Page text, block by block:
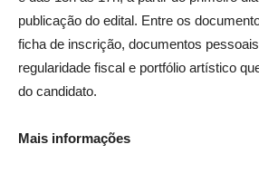
publicação do edital. Entre os
ficha de inscrição, documentos
regularidade fiscal e portfólio artístico
do candidato.
Mais informações